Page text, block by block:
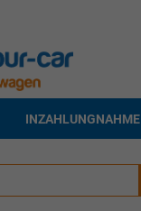
INZAHLUNGNAHME